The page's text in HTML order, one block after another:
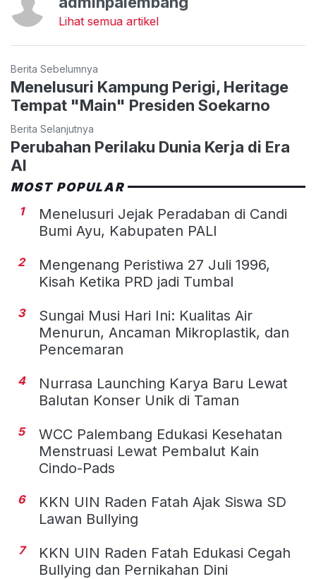
Lihat semua artikel
Berita Sebelumnya
Menelusuri Kampung Perigi, Heritage
Tempat "Main" Presiden Soekarno
Berita Selanjutnya
Perubahan Perilaku Dunia Kerja di Era
AI
MOST POPULAR
1
Menelusuri Jejak Peradaban di Candi
Bumi Ayu, Kabupaten PALI
2
Mengenang Peristiwa 27 Juli 1996,
Kisah Ketika PRD jadi Tumbal
3
Sungai Musi Hari Ini: Kualitas Air
Menurun, Ancaman Mikroplastik, dan
Pencemaran
4
Nurrasa Launching Karya Baru Lewat
Balutan Konser Unik di Taman
5
WCC Palembang Edukasi Kesehatan
Menstruasi Lewat Pembalut Kain
Cindo-Pads
6
KKN UIN Raden Fatah Ajak Siswa SD
Lawan Bullying
7
KKN UIN Raden Fatah Edukasi Cegah
Bullying dan Pernikahan Dini